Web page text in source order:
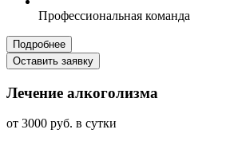
Профессиональная команда
Подробнее
Оставить заявку
Лечение алкоголизма
от 3000 руб. в сутки